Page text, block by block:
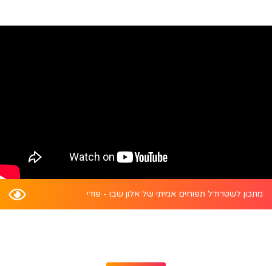
מתכון לשטרודל תפוחים אמיתי של אלון שבו - פודי